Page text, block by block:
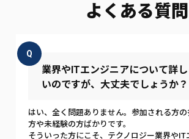
よくある質問
Q
業界やITエンジニアについて詳
いのですが、大丈夫でしょうか？
はい、全く問題ありません。参加される方
方や未経験の方ばかりです。
そういった方にこそ、テクノロジー業界やIT